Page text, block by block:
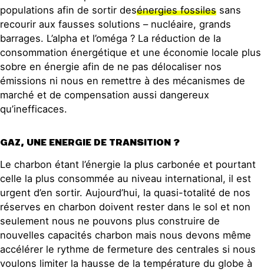
populations afin de sortir desénergies fossiles sans
recourir aux fausses solutions – nucléaire, grands
barrages. L’alpha et l’oméga ? La réduction de la
consommation énergétique et une économie locale plus
sobre en énergie afin de ne pas délocaliser nos
émissions ni nous en remettre à des mécanismes de
marché et de compensation aussi dangereux
qu’inefficaces.
GAZ, UNE ENERGIE DE TRANSITION ?
Le charbon étant l’énergie la plus carbonée et pourtant
celle la plus consommée au niveau international, il est
urgent d’en sortir. Aujourd’hui, la quasi-totalité de nos
réserves en charbon doivent rester dans le sol et non
seulement nous ne pouvons plus construire de
nouvelles capacités charbon mais nous devons même
accélérer le rythme de fermeture des centrales si nous
voulons limiter la hausse de la température du globe à